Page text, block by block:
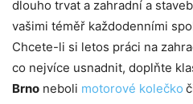
dlouho trvat a zahradní a
vašimi téměř každodenními
Chcete-li si letos práci na
co nejvíce usnadnit, doplňte
Brno neboli motorové kolečko